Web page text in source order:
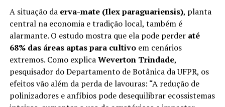
A situação da erva-mate (Ilex paraguariensis), planta
central na economia e tradição local, também é
alarmante. O estudo mostra que ela pode perder até
68% das áreas aptas para cultivoem cenários
extremos. Como explicaWeverton Trindade,
pesquisador do Departamento de Botânica da UFPR, os
efeitos vão além da perda de lavouras: “A redução de
polinizadores e anfíbios pode desequilibrar ecossistemas